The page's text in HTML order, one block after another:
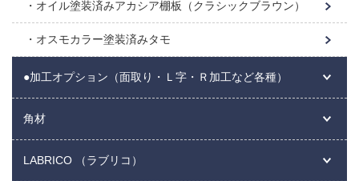
オイル塗装済みアカシア棚板（クラシックブラウン）
オスモカラー塗装済みタモ
●加工オプション（面取り・Ｌ字・Ｒ加工など各種）
角材
LABRICO （ラブリコ）